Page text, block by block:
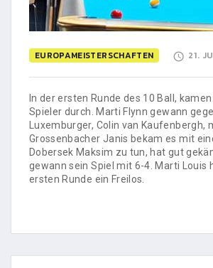
EUROPAMEISTERSCHAFTEN 21.
In der ersten Runde des 10 Ball,
Spieler durch. Marti Flynn gewann
Luxemburger, Colin van Kaufenbergh,
Grossenbacher Janis bekam es mit
Dobersek Maksim zu tun, hat gut
gewann sein Spiel mit 6-4. Marti Louis
ersten Runde ein Freilos.